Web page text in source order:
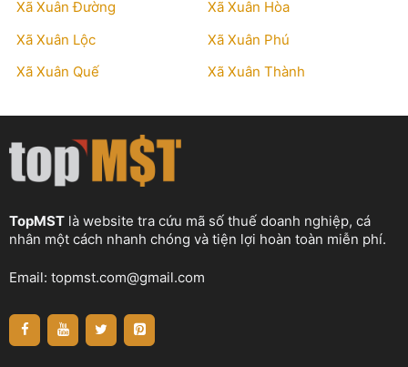
Xã Xuân Đường
Xã Xuân Hòa
Xã Xuân Lộc
Xã Xuân Phú
Xã Xuân Quế
Xã Xuân Thành
TopMST là website tra cứu mã số thuế doanh nghiệp, cá
nhân một cách nhanh chóng và tiện lợi hoàn toàn miễn phí.
Email: topmst.com@gmail.com